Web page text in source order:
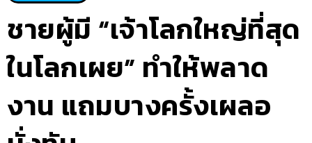
ชายผู้มี “เจ้าโลกใหญ่ที่สุด
ในโลกเผย” ทำให้พลาด
งาน แถมบางครั้งเผลอ